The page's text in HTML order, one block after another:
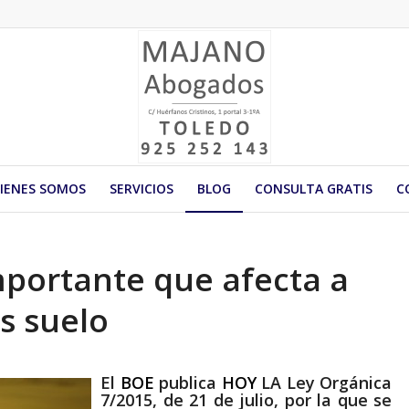
SOMOS SERVICIOS BLOG CONSULTA GRATIS
que afecta a
suelo
El BOE publica HOYLA Ley Orgánica
7/2015, de 21 de julio, por la que se